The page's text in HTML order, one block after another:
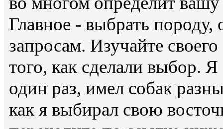
Главное - выбрать
запросам. Изучайте
того, как сделали выбор.
один раз, имел собак
как я выбирал свою